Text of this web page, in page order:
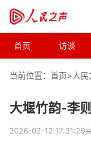
首页 访谈
当前位置：首页>人民
大堰竹韵-李
2026-02-12 17:31:29